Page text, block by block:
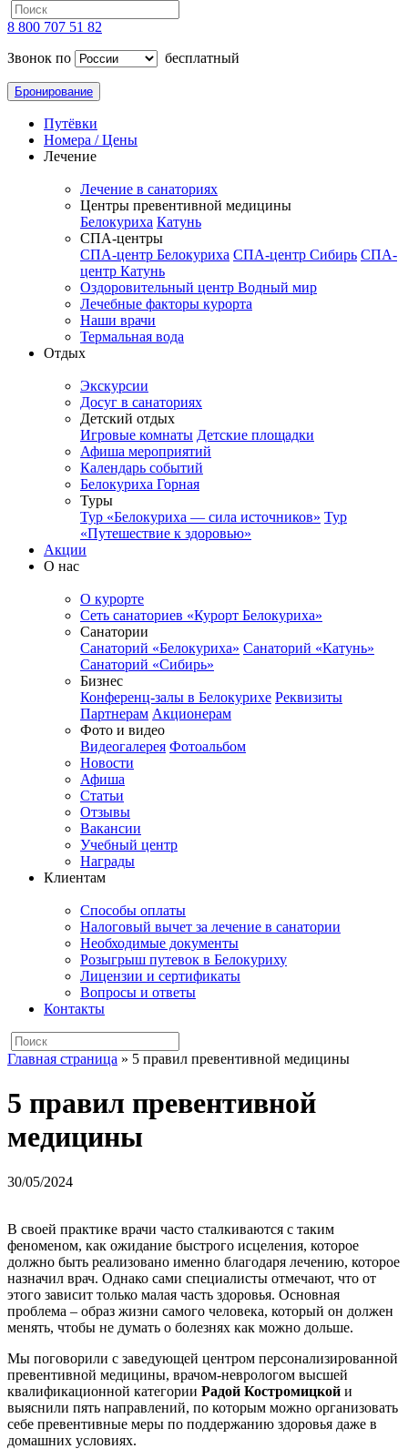
8 800 707 51 82
Звонок по
бесплатный
Бронирование
Путёвки
Номера / Цены
Лечение
Лечение в санаториях
Центры превентивной медицины
Белокуриха Катунь
СПА-центры
СПА-центр Белокуриха СПА-центр Сибирь СПА-
центр Катунь
Оздоровительный центр Водный мир
Лечебные факторы курорта
Наши врачи
Термальная вода
Отдых
Экскурсии
Досуг в санаториях
Детский отдых
Игровые комнаты Детские площадки
Афиша мероприятий
Календарь событий
Белокуриха Горная
Туры
Тур «Белокуриха — сила источников» Тур
«Путешествие к здоровью»
Акции
О нас
О курорте
Сеть санаториев «Курорт Белокуриха»
Санатории
Санаторий «Белокуриха» Санаторий «Катунь»
Санаторий «Сибирь»
Бизнес
Конференц-залы в Белокурихе Реквизиты
Партнерам Акционерам
Фото и видео
Видеогалерея Фотоальбом
Новости
Афиша
Статьи
Отзывы
Вакансии
Учебный центр
Награды
Клиентам
Способы оплаты
Налоговый вычет за лечение в санатории
Необходимые документы
Розыгрыш путевок в Белокуриху
Лицензии и сертификаты
Вопросы и ответы
Контакты
Главная страница » 5 правил превентивной медицины
5 правил превентивной
медицины
30/05/2024
В своей практике врачи часто сталкиваются с таким
феноменом, как ожидание быстрого исцеления, которое
должно быть реализовано именно благодаря лечению, которое
назначил врач. Однако сами специалисты отмечают, что от
этого зависит только малая часть здоровья. Основная
проблема – образ жизни самого человека, который он должен
менять, чтобы не думать о болезнях как можно дольше.
Мы поговорили с заведующей центром персонализированной
превентивной медицины, врачом-неврологом высшей
квалификационной категории Радой Костромицкой и
выяснили пять направлений, по которым можно организовать
себе превентивные меры по поддержанию здоровья даже в
домашних условиях.